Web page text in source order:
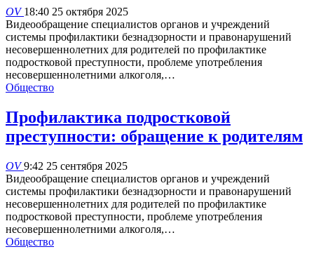
OV18:40 25 октября 2025
Видеообращение специалистов органов и учреждений
системы профилактики безнадзорности и правонарушений
несовершеннолетних для родителей по профилактике
подростковой преступности, проблеме употребления
несовершеннолетними алкоголя,…
Общество
Профилактика подростковой
преступности: обращение к родителям
OV9:42 25 сентября 2025
Видеообращение специалистов органов и учреждений
системы профилактики безнадзорности и правонарушений
несовершеннолетних для родителей по профилактике
подростковой преступности, проблеме употребления
несовершеннолетними алкоголя,…
Общество